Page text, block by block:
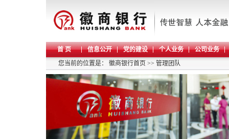
首 页 信息公开 党的建设 个人业务
公司业务
您当前的位置是： 徽商银行首页 >> 管理团队